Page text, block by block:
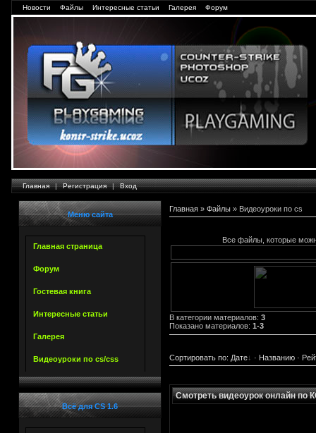
Новости Файлы Интересные статьи Галерея Форум
Главная | Регистрация | Вход
Меню сайта
Главная страница
Форум
Гостевая книга
Интересные статьи
Галерея
Видеоуроки по cs/css
Всё для CS 1.6
Главная » Файлы » Видеоуроки по cs
Все файлы, которые
В категории материалов: 3
Показано материалов: 1-3
Сортировать по: Дате · Названию ·
Смотреть видеоурок онлайн по